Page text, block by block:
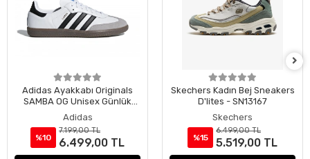
Adidas Ayakkabı Originals
SAMBA OG Unisex Günlük
Ayakkabı B75806
Adidas
%10
7.199,00 TL
6.499,00 TL
Skechers Kadın Bej Sneakers
D'lites - SN13167
Skechers
%15
6.499,00 TL
5.519,00 TL